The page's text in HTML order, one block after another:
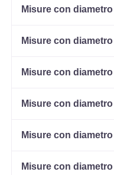
Misure con
Misure con
Misure con
Misure con
Misure con
Misure con